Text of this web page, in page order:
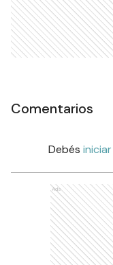
Comentarios
Debés
Ads